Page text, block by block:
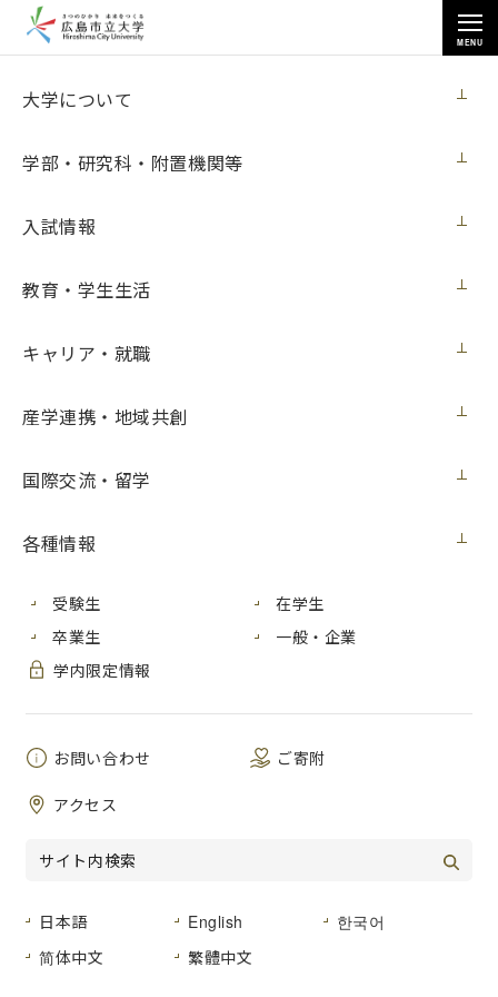
大学について
学部・研究科・附置機関等
入試情報
教育・学生生活
キャリア・就職
産学連携・地域共創
国際交流・留学
各種情報
受験生
在学生
卒業生
一般・企業
学内限定情報
アクセス
お問い合わせ ご寄附
日本語
English
简体中文
繁體中文
한국어
MENU
キャリア・就職
ェブサイト
にて公開いたします。
お問い合わせ先
イト］
Tel：082-830-1663 Fax：082-830-1546
E-mail：career＆m.hiroshima-cu.ac.jp
(注)E-mailを送付されるときは、＆を@に置き換えて利用し
てください。
交通アクセスはこちらをご覧ください。